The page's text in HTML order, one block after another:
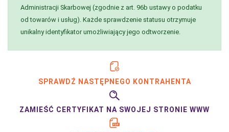
Administracji Skarbowej (zgodnie z art. 96b ustawy o podatku
od towarów i usług). Każde sprawdzenie statusu otrzymuje
unikalny identyfikator umożliwiający jego odtworzenie.
SPRAWDŹ NASTĘPNEGO KONTRAHENTA
ZAMIEŚĆ CERTYFIKAT NA SWOJEJ STRONIE WWW